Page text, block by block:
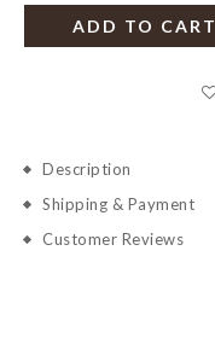
ADD TO CART
Description
Shipping & Payment
Customer Reviews